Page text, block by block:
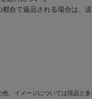
合で返品される場合は、
色、イメージについては現品と